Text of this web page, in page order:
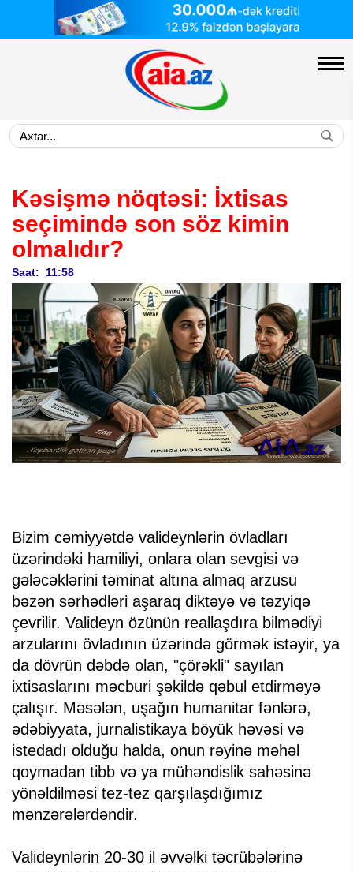
Kəsişmə nöqtəsi: İxtisas
seçimində son söz kimin
olmalıdır?
Saat: 11:58
Bizim cəmiyyətdə valideynlərin övladları
üzərindəki hamiliyi, onlara olan sevgisi və
gələcəklərini təminat altına almaq arzusu
bəzən sərhədləri aşaraq diktəyə və təzyiqə
çevrilir. Valideyn özünün reallaşdıra bilmədiyi
arzularını övladının üzərində görmək istəyir, ya
da dövrün dəbdə olan, "çörəkli" sayılan
ixtisaslarını məcburi şəkildə qəbul etdirməyə
çalışır. Məsələn, uşağın humanitar fənlərə,
ədəbiyyata, jurnalistikaya böyük həvəsi və
istedadı olduğu halda, onun rəyinə məhəl
qoymadan tibb və ya mühəndislik sahəsinə
yönəldilməsi tez-tez qarşılaşdığımız
mənzərələrdəndir.
Valideynlərin 20-30 il əvvəlki təcrübələrinə